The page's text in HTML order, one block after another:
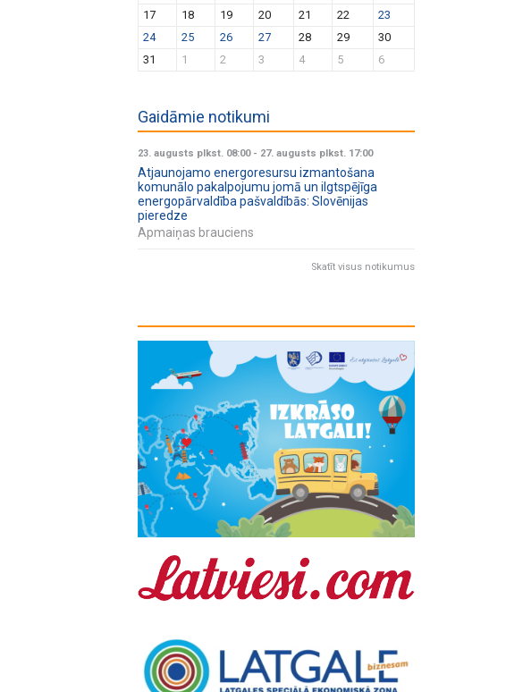
17
18 19 20 21 22
23
24
25 26 27 28 29
30
31
1 2 3 4 5 6
Gaidāmie notikumi
23. augusts plkst. 08:00- 27. augusts plkst. 17:00
Atjaunojamo energoresursu izmantošana
komunālo pakalpojumu jomā un ilgtspējīga
energopārvaldība pašvaldībās: Slovēnijas
pieredze
Apmaiņas brauciens
Skatīt visus notikumus